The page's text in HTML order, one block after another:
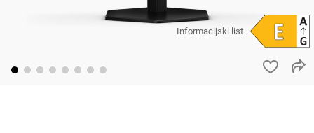
Informacijski list